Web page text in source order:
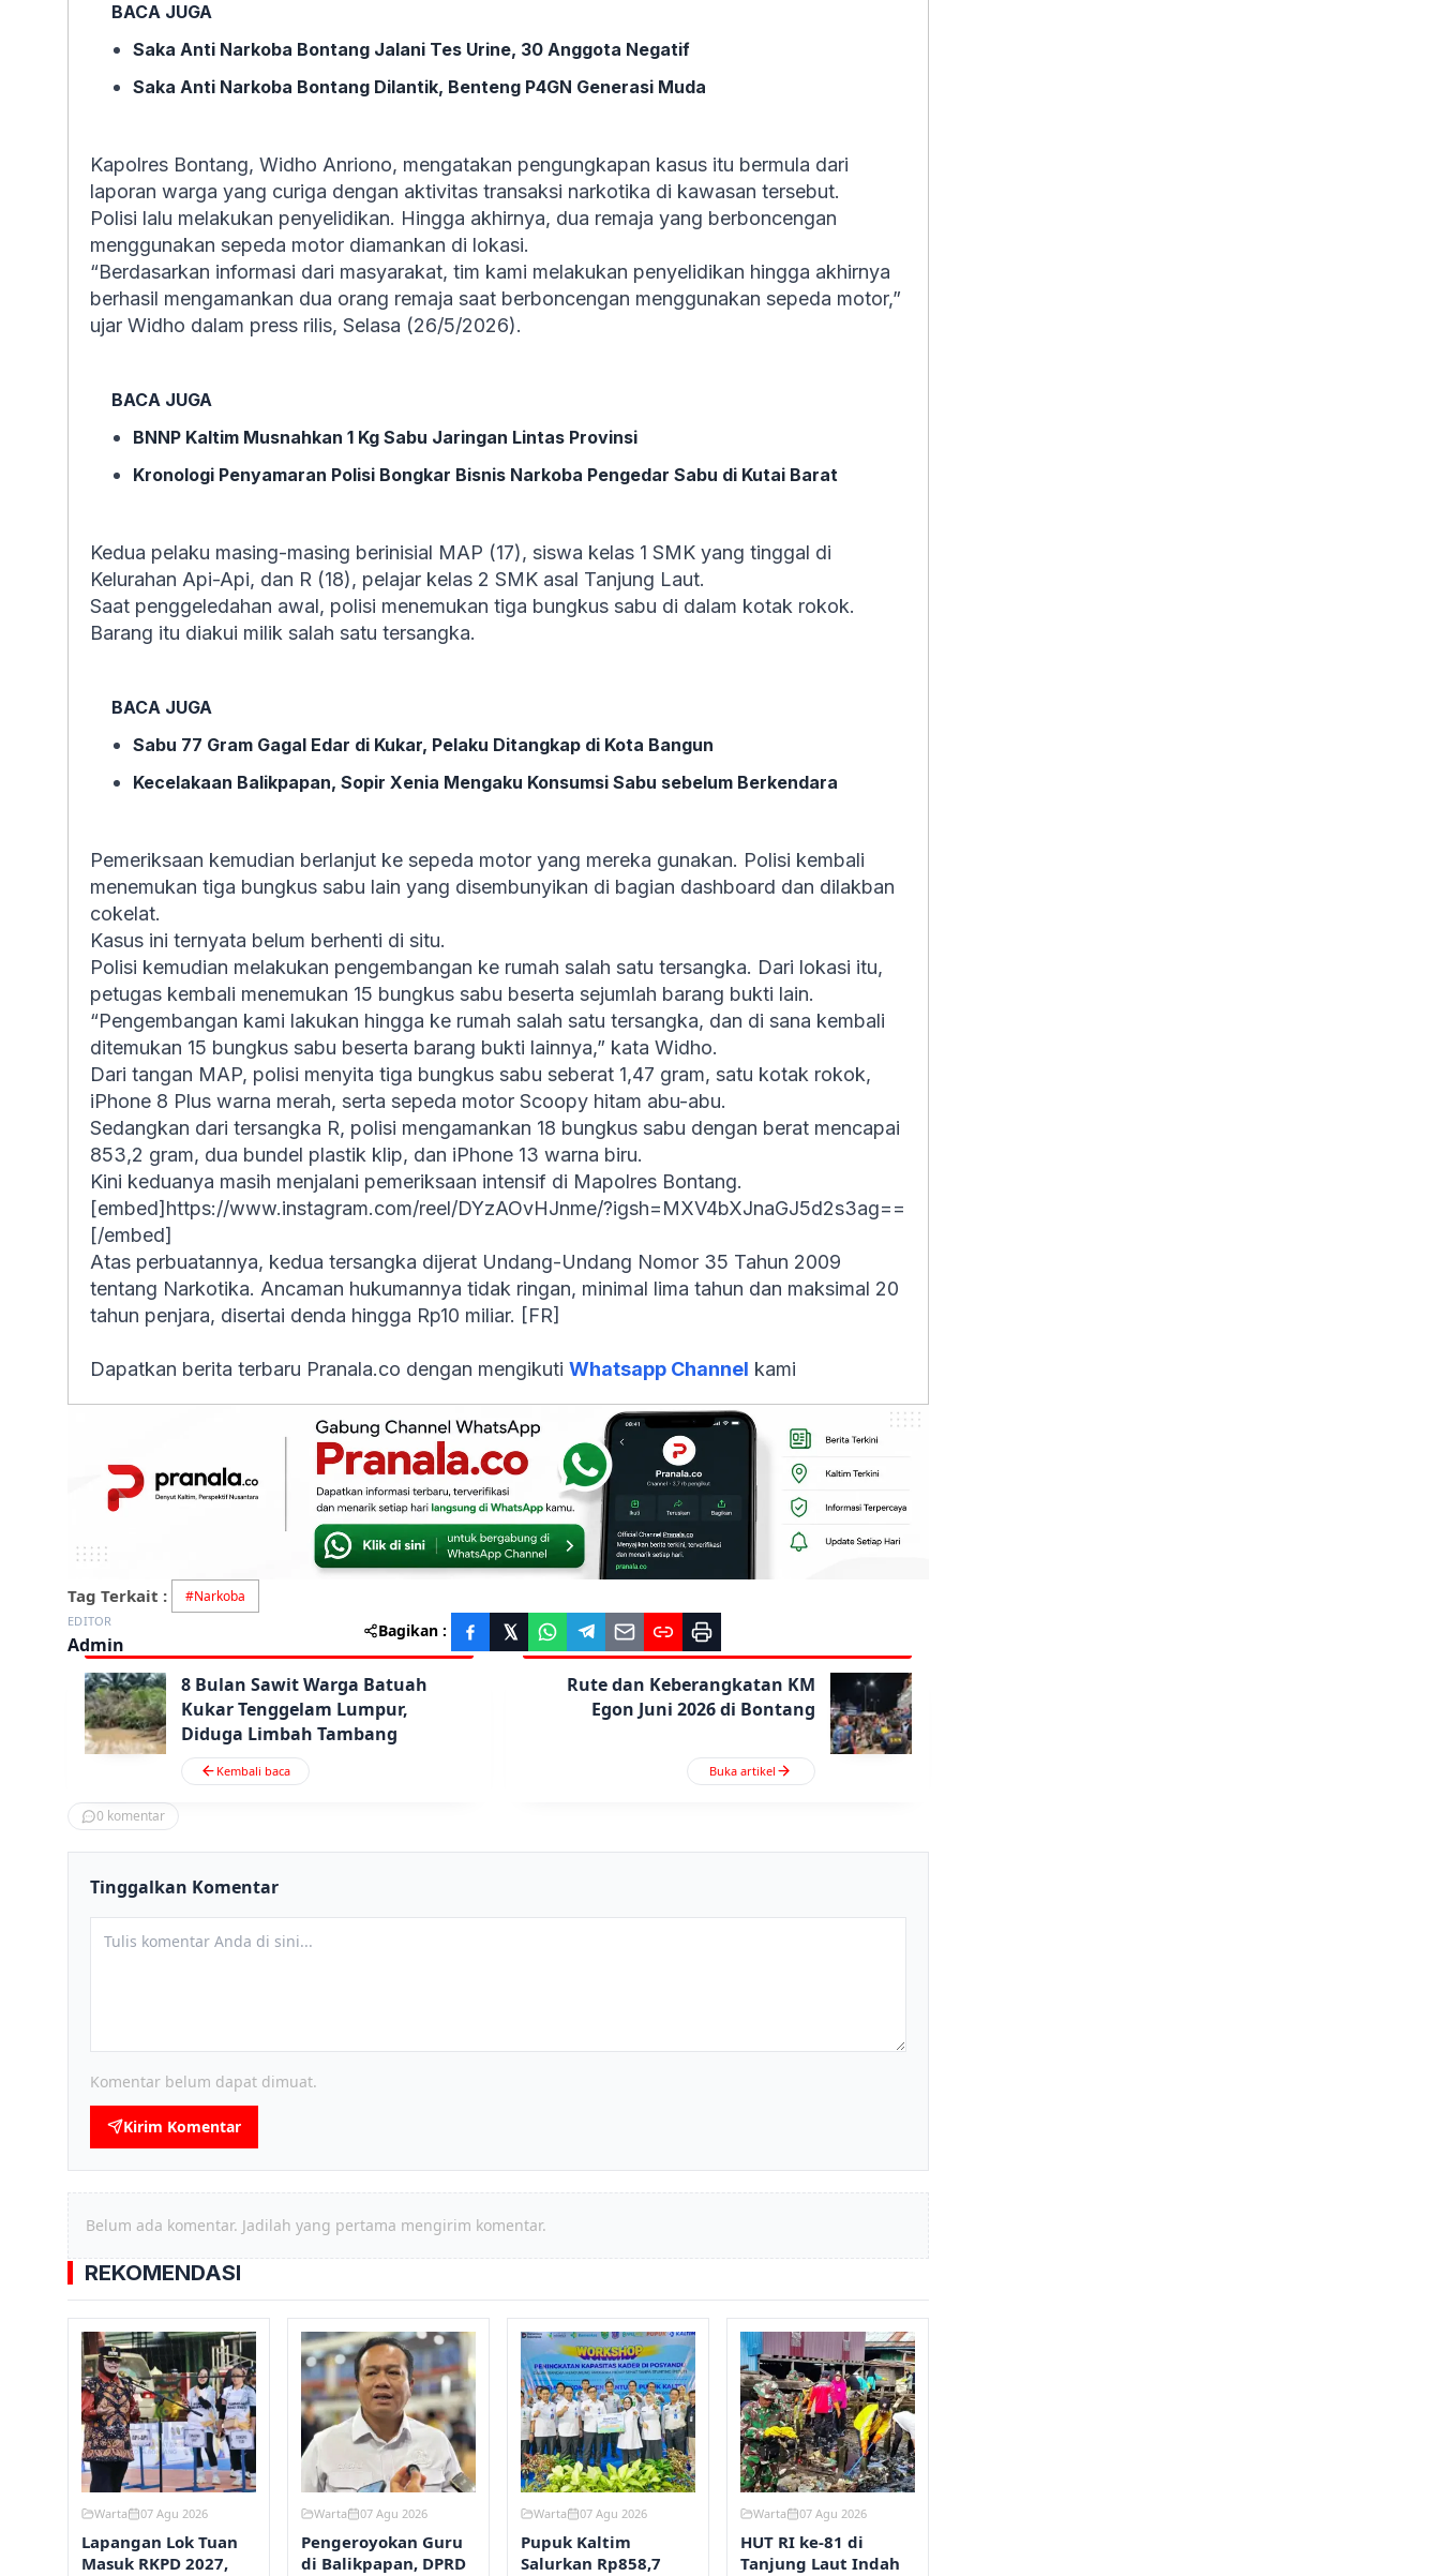
BACA JUGA
Saka Anti Narkoba Bontang Jalani Tes Urine, 30 Anggota Negatif
Saka Anti Narkoba Bontang Dilantik, Benteng P4GN Generasi Muda
Kapolres Bontang, Widho Anriono, mengatakan pengungkapan kasus itu bermula dari
laporan warga yang curiga dengan aktivitas transaksi narkotika di kawasan tersebut.
Polisi lalu melakukan penyelidikan. Hingga akhirnya, dua remaja yang berboncengan
menggunakan sepeda motor diamankan di lokasi.
“Berdasarkan informasi dari masyarakat, tim kami melakukan penyelidikan hingga akhirnya
berhasil mengamankan dua orang remaja saat berboncengan menggunakan sepeda motor,”
ujar Widho dalam press rilis, Selasa (26/5/2026).
BACA JUGA
BNNP Kaltim Musnahkan 1 Kg Sabu Jaringan Lintas Provinsi
Kronologi Penyamaran Polisi Bongkar Bisnis Narkoba Pengedar Sabu di Kutai Barat
Kedua pelaku masing-masing berinisial MAP (17), siswa kelas 1 SMK yang tinggal di
Kelurahan Api-Api, dan R (18), pelajar kelas 2 SMK asal Tanjung Laut.
Saat penggeledahan awal, polisi menemukan tiga bungkus sabu di dalam kotak rokok.
Barang itu diakui milik salah satu tersangka.
BACA JUGA
Sabu 77 Gram Gagal Edar di Kukar, Pelaku Ditangkap di Kota Bangun
Kecelakaan Balikpapan, Sopir Xenia Mengaku Konsumsi Sabu sebelum Berkendara
Pemeriksaan kemudian berlanjut ke sepeda motor yang mereka gunakan. Polisi kembali
menemukan tiga bungkus sabu lain yang disembunyikan di bagian dashboard dan dilakban
cokelat.
Kasus ini ternyata belum berhenti di situ.
Polisi kemudian melakukan pengembangan ke rumah salah satu tersangka. Dari lokasi itu,
petugas kembali menemukan 15 bungkus sabu beserta sejumlah barang bukti lain.
“Pengembangan kami lakukan hingga ke rumah salah satu tersangka, dan di sana kembali
ditemukan 15 bungkus sabu beserta barang bukti lainnya,” kata Widho.
Dari tangan MAP, polisi menyita tiga bungkus sabu seberat 1,47 gram, satu kotak rokok,
iPhone 8 Plus warna merah, serta sepeda motor Scoopy hitam abu-abu.
Sedangkan dari tersangka R, polisi mengamankan 18 bungkus sabu dengan berat mencapai
853,2 gram, dua bundel plastik klip, dan iPhone 13 warna biru.
Kini keduanya masih menjalani pemeriksaan intensif di Mapolres Bontang.
[embed]https://www.instagram.com/reel/DYzAOvHJnme/?igsh=MXV4bXJnaGJ5d2s3ag==
[/embed]
Atas perbuatannya, kedua tersangka dijerat Undang-Undang Nomor 35 Tahun 2009
tentang Narkotika. Ancaman hukumannya tidak ringan, minimal lima tahun dan maksimal 20
tahun penjara, disertai denda hingga Rp10 miliar. [FR]
Dapatkan berita terbaru Pranala.co dengan mengikuti Whatsapp Channel kami
Tag Terkait : #Narkoba
EDITOR
Admin
Bagikan :
8 Bulan Sawit Warga Batuah
Kukar Tenggelam Lumpur,
Diduga Limbah Tambang
Kembali baca
Rute dan Keberangkatan KM
Egon Juni 2026 di Bontang
Buka artikel
0 komentar
Tinggalkan Komentar
Komentar belum dapat dimuat.
Kirim Komentar
Belum ada komentar. Jadilah yang pertama mengirim komentar.
REKOMENDASI
Warta 07 Agu 2026
Lapangan Lok Tuan
Masuk RKPD 2027,
Warta 07 Agu 2026
Pengeroyokan Guru
di Balikpapan, DPRD
Warta 07 Agu 2026
Pupuk Kaltim
Salurkan Rp858,7
Warta 07 Agu 2026
HUT RI ke-81 di
Tanjung Laut Indah